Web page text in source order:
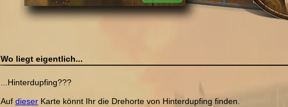
Wo liegt eigentlich...
...Hinterdupfing???
Auf dieser Karte könnt Ihr die Drehorte von Hinterdupfing finden.